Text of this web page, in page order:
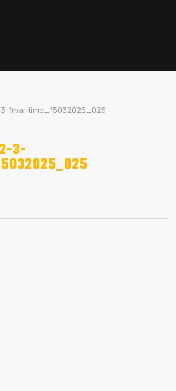
1maritimo_15032025_025
3-